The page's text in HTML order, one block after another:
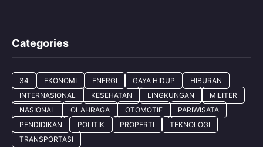
Categories
34 EKONOMI ENERGI GAYA HIDUP
HIBURAN
INTERNASIONAL
KESEHATAN LINGKUNGAN
MILITER
NASIONAL
OLAHRAGA OTOMOTIF
PARIWISATA
PENDIDIKAN
POLITIK PROPERTI
TEKNOLOGI
TRANSPORTASI